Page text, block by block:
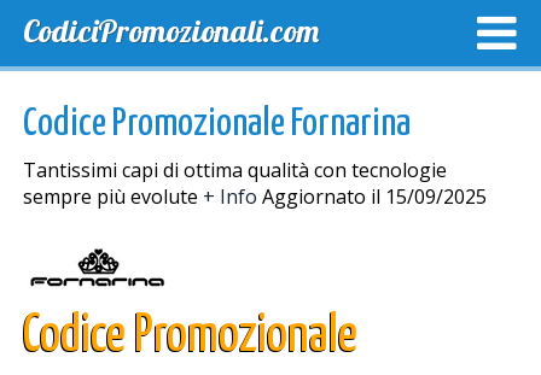
CodiciPromozionali.com
Codice Promozionale Fornarina
Tantissimi capi di ottima qualità con tecnologie
sempre più evolute + Info Aggiornato il 15/09/2025
Codice Promozionale